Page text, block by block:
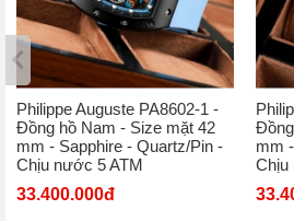
Philippe Auguste PA8602-1 -
Đồng hồ Nam - Size mặt 42
mm - Sapphire - Quartz/Pin -
Chịu nước 5 ATM
33.400.000đ
mm
Chịu